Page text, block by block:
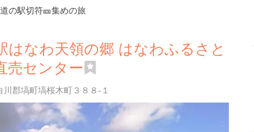
の駅切符🎫集めの旅
はなわ天領の郷 はなわふるさと
売センター
川郡塙町塙桜木町３８８-１